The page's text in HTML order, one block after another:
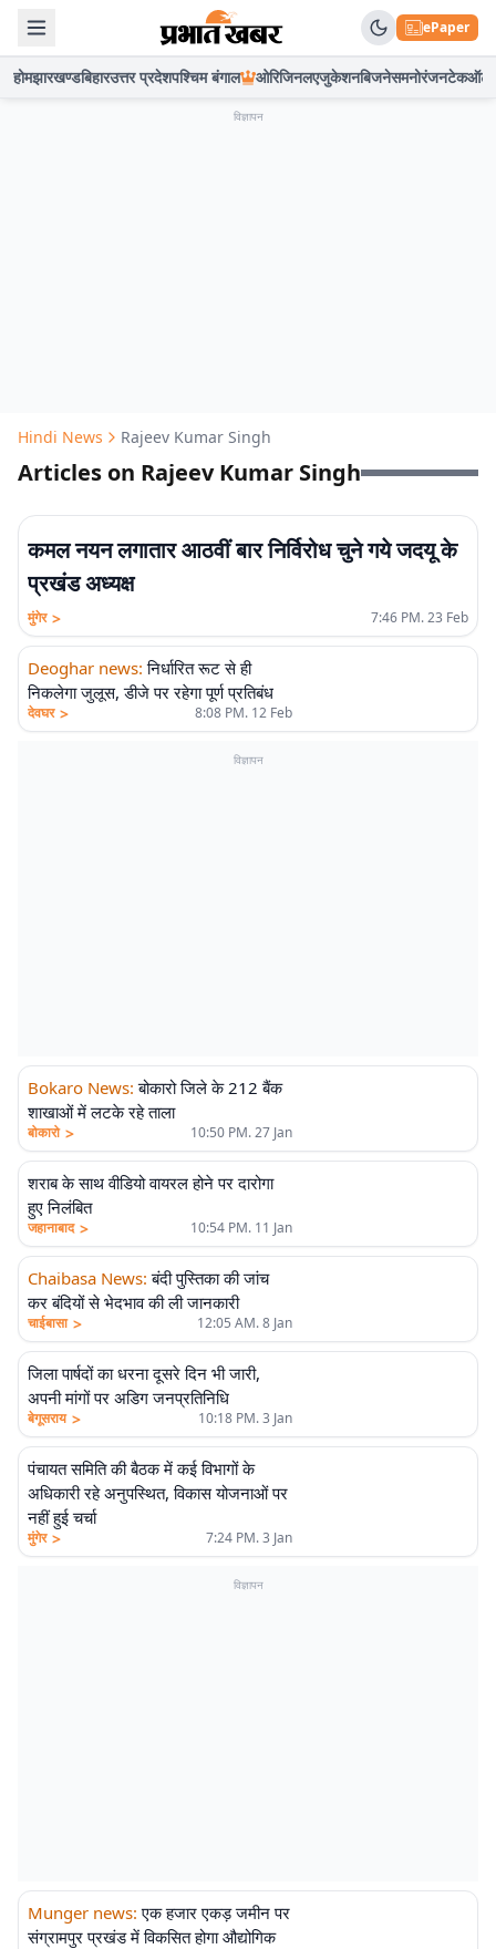
ePaper
होमझारखण्डबिहारउत्तर प्रदेशपश्चिम बंगाल ओरिजिनलएजुकेशनबिजनेसमनोरंजनटेकऑटो
विज्ञापन
Hindi News Rajeev Kumar Singh
Articles on Rajeev Kumar Singh
कमल नयन लगातार आठवीं बार निर्विरोध चुने गये जदयू के
प्रखंड अध्यक्ष
मुंगेर > 7:46 PM. 23 Feb
Deoghar news: निर्धारित रूट से ही
निकलेगा जुलूस, डीजे पर रहेगा पूर्ण प्रतिबंध
देवघर > 8:08 PM. 12 Feb
विज्ञापन
Bokaro News: बोकारो जिले के 212 बैंक
शाखाओं में लटके रहे ताला
बोकारो > 10:50 PM. 27 Jan
शराब के साथ वीडियो वायरल होने पर दारोगा
हुए निलंबित
जहानाबाद > 10:54 PM. 11 Jan
Chaibasa News: बंदी पुस्तिका की जांच
कर बंदियों से भेदभाव की ली जानकारी
चाईबासा > 12:05 AM. 8 Jan
जिला पार्षदों का धरना दूसरे दिन भी जारी,
अपनी मांगों पर अडिग जनप्रतिनिधि
बेगूसराय > 10:18 PM. 3 Jan
पंचायत समिति की बैठक में कई विभागों के
अधिकारी रहे अनुपस्थित, विकास योजनाओं पर
नहीं हुई चर्चा
मुंगेर > 7:24 PM. 3 Jan
विज्ञापन
Munger news: एक हजार एकड़ जमीन पर
संग्रामपुर प्रखंड में विकसित होगा औद्योगिक